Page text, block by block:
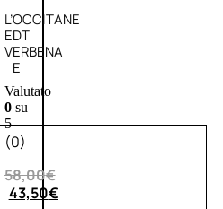
L’OCCITANE
EDT
VERBENA
E
Valutato
0su
5
(0)
58,00€
43,50€